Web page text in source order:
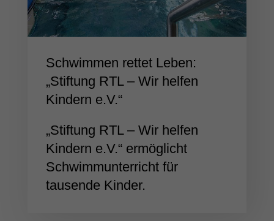
Schwimmen rettet Leben:
„Stiftung RTL – Wir helfen
Kindern e.V.“
„Stiftung RTL – Wir helfen
Kindern e.V.“ ermöglicht
Schwimmunterricht für
tausende Kinder.